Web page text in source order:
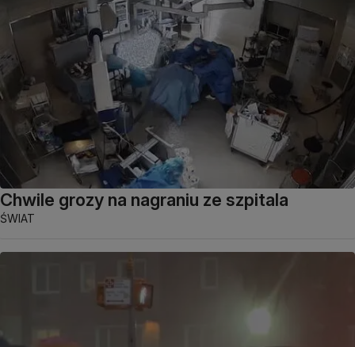
Chwile grozy na nagraniu ze szpitala
ŚWIAT